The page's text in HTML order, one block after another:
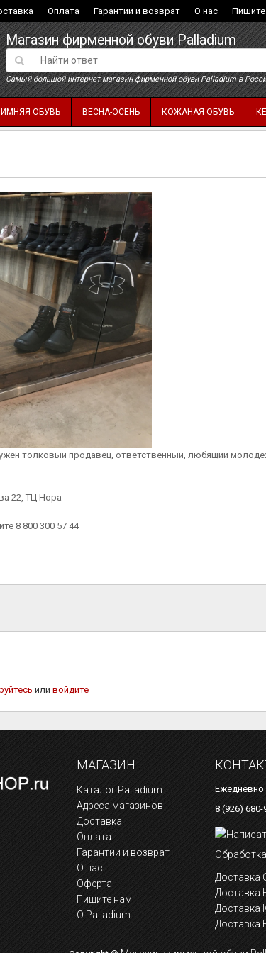
Оплата Гарантии и возврат О нас
Магазин фирменной обуви Palladium
Самый большой интернет-магазин фирменной обуви Palladium в
ОБУВЬ ВЕСНА-ОСЕНЬ КОЖАНАЯ ОБУВЬ
толковый продавец, ответственный, любящий
22, ТЦ Нора
8 800 300 57 44
или войдите
МАГАЗИН
Каталог Palladium
Адреса магазинов
Доставка
Оплата
Гарантии и возврат
О нас
Оферта
Пишите нам
О Palladium
Ежедневно
8 (926) 680-
Доставка
Доставка
Доставка
Доставка